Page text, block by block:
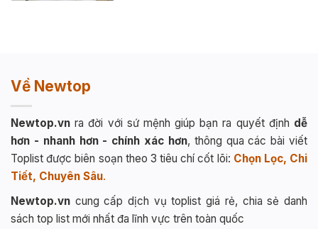
Về Newtop
Newtop.vn ra đời với sứ mệnh giúp bạn ra quyết định dễ
hơn - nhanh hơn - chính xác hơn, thông qua các bài viết
Toplist được biên soạn theo 3 tiêu chí cốt lõi: Chọn Lọc, Chi
Tiết, Chuyên Sâu.
Newtop.vn cung cấp dịch vụ toplist giá rẻ, chia sẻ danh
sách top list mới nhất đa lĩnh vực trên toàn quốc